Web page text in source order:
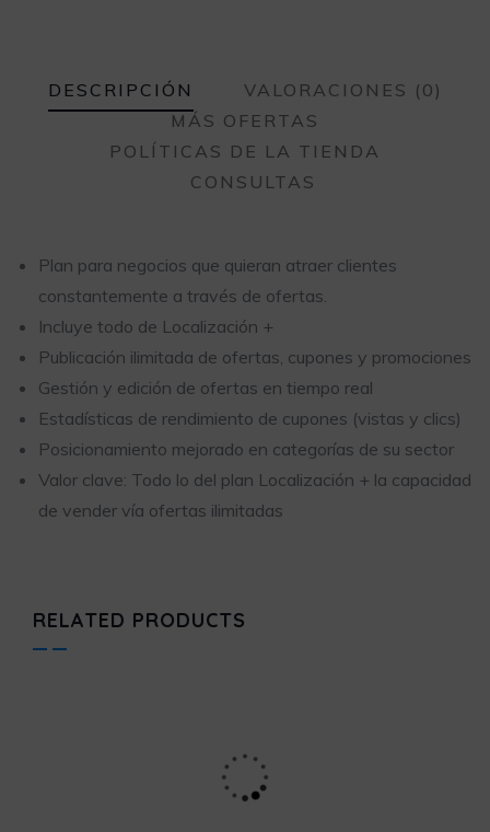
DESCRIPCIÓN
VALORACIONES (0)
MÁS OFERTAS
POLÍTICAS DE LA TIENDA
CONSULTAS
Plan para negocios que quieran atraer clientes
constantemente a través de ofertas.
Incluye todo de Localización +
Publicación ilimitada de ofertas, cupones y promociones
Gestión y edición de ofertas en tiempo real
Estadísticas de rendimiento de cupones (vistas y clics)
Posicionamiento mejorado en categorías de su sector
Valor clave: Todo lo del plan Localización + la capacidad
de vender vía ofertas ilimitadas
RELATED PRODUCTS
Plan Gratis – Presencia Básica